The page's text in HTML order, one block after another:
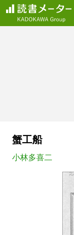
蟹工船
小林多喜二